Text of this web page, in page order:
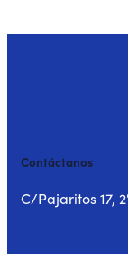
Contáctanos
C/Pajaritos 17,